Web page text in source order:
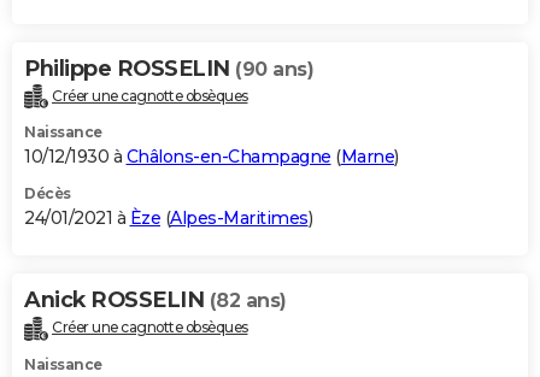
Philippe ROSSELIN (90 ans)
Créer une cagnotte obsèques
Naissance
10/12/1930 à Châlons-en-Champagne (Marne)
Décès
24/01/2021 à Èze (Alpes-Maritimes)
Anick ROSSELIN (82 ans)
Créer une cagnotte obsèques
Naissance